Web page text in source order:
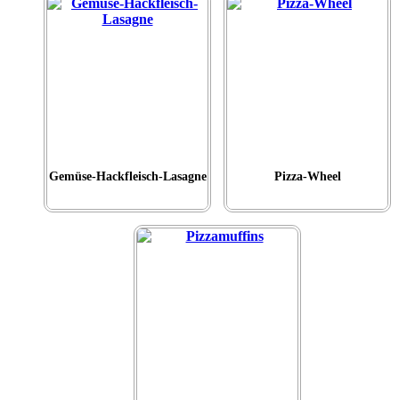
Gemüse-Hackfleisch-Lasagne Pizza-Wheel